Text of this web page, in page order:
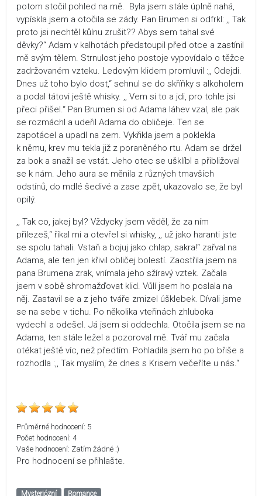
potom stočil pohled na mě. Byla jsem stále úplně nahá,
vypískla jsem a otočila se zády. Pan Brumen si odfrkl: ,, Tak
proto jsi nechtěl kůlnu zrušit?? Abys sem tahal své
děvky?“ Adam v kalhotách předstoupil před otce a zastínil
mě svým tělem. Strnulost jeho postoje vypovídalo o těžce
zadržovaném vzteku. Ledovým klidem promluvil :,, Odejdi.
Dnes už toho bylo dost,“ sehnul se do skříňky s alkoholem
a podal tátovi ještě whisky. ,, Vem si to a jdi, pro tohle jsi
přeci přišel.“ Pan Brumen si od Adama láhev vzal, ale pak
se rozmáchl a udeřil Adama do obličeje. Ten se
zapotácel a upadl na zem. Vykřikla jsem a poklekla
k němu, krev mu tekla již z poraněného rtu. Adam se držel
za bok a snažil se vstát. Jeho otec se ušklíbl a přibližoval
se k nám. Jeho aura se měnila z různých tmavších
odstínů, do mdlé šedivé a zase zpět, ukazovalo se, že byl
opilý.
,, Tak co, jakej byl? Vždycky jsem věděl, že za ním
přilezeš,“ říkal mi a otevřel si whisky, ,, už jako haranti jste
se spolu tahali. Vstaň a bojuj jako chlap, sakra!“ zařval na
Adama, ale ten jen křivil obličej bolestí. Zaostřila jsem na
pana Brumena zrak, vnímala jeho sžíravý vztek. Začala
jsem v sobě shromažďovat klid. Vůlí jsem ho poslala na
něj. Zastavil se a z jeho tváře zmizel úšklebek. Dívali jsme
se na sebe v tichu. Po několika vteřinách zhluboka
vydechl a odešel. Já jsem si oddechla. Otočila jsem se na
Adama, ten stále ležel a pozoroval mě. Tvář mu začala
otékat ještě víc, než předtím. Pohladila jsem ho po břiše a
rozhodla :,, Tak myslím, že dnes s Krisem večeříte u nás.“
Průměrné hodnocení: 5
Počet hodnocení: 4
Vaše hodnocení: Zatím žádné :)
Pro hodnocení se přihlašte.
Mysteriózní Romance